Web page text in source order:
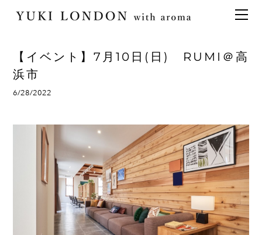
【イベント】7月10日(日) RUMI＠高
浜市
6/28/2022
最新情報
メディア情報
アロマイベント／講習会
アロマ空間デザイン
香りの定期便
オリジナル商品
精油56種
グッズ基材
名入れギフト
特別なギフトセレクション
アロマコラム